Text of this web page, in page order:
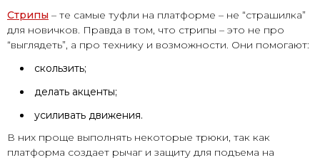
Стрипы – те самые туфли на платформе – не “страшилка”
для новичков. Правда в том, что стрипы – это не про
“выглядеть”, а про технику и возможности. Они помогают:
скользить;
делать акценты;
усиливать движения.
В них проще выполнять некоторые трюки, так как
платформа создает рычаг и защиту для подъема на